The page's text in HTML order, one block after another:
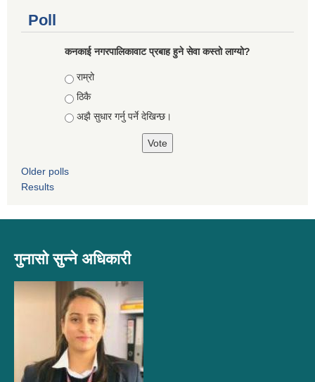
Poll
कनकाई नगरपालिकावाट प्रबाह हुने सेवा कस्तो लाग्यो?
Choices
राम्रो
ठिकै
अझै सुधार गर्नु पर्ने देखिन्छ।
Older polls
Results
गुनासो सुन्ने अधिकारी